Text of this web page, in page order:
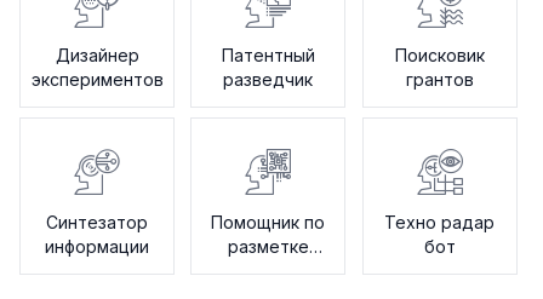
Дизайнер
экспериментов
Патентный
разведчик
Поисковик
грантов
Синтезатор
информации
Помощник по
разметке
данных
Техно радар
бот